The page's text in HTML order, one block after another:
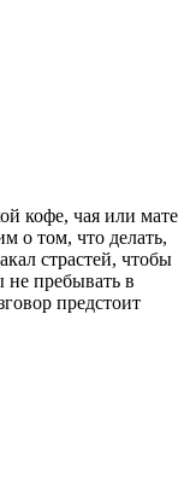
кофе, чая или мате
о том, что делать,
страстей, чтобы
не пребывать в
предстоит